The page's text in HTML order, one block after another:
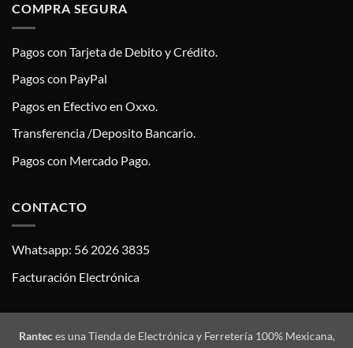
COMPRA SEGURA
Pagos con Tarjeta de Debito y Crédito.
Pagos con PayPal
Pagos en Efectivo en Oxxo.
Transferencia /Deposito Bancario.
Pagos con Mercado Pago.
CONTACTO
Whatsapp: 56 2026 3835
Facturación Electrónica
Ranteces una Tienda de Electrónica y Ferretería 100% Mexicana,